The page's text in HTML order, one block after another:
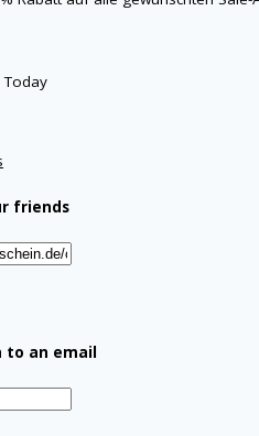
Today
friends
to an email